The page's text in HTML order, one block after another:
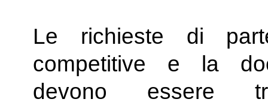
Le richieste di
competitive e la
devono essere